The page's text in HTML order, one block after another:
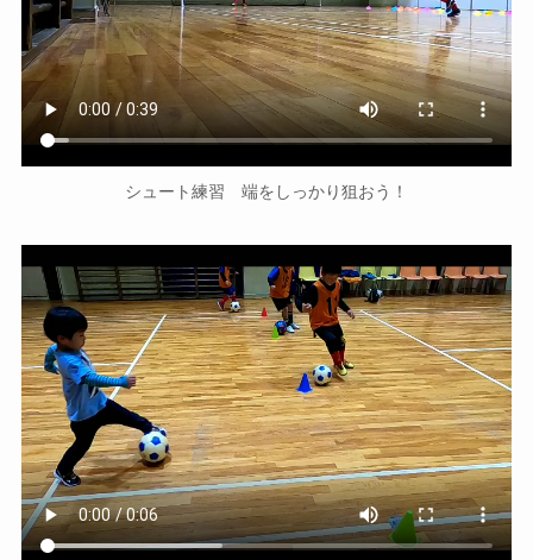
シュート練習 端をしっかり狙おう！